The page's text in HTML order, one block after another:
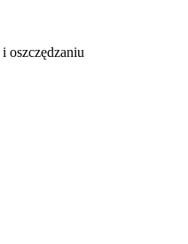
oszczędzaniu